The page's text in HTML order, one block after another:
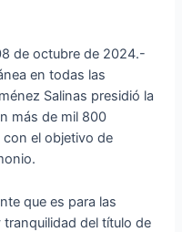
de octubre de 2024.-
en todas las
Salinas presidió la
más de mil 800
con el objetivo de
que es para las
del título de